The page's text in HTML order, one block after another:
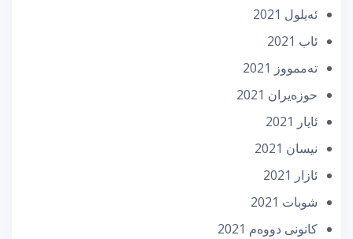
ئه‌یلول 2021
ئاب 2021
تەممووز 2021
حوزه‌یران 2021
ئایار 2021
نیسان 2021
ئازار 2021
شوبات 2021
كانونی دووه‌م 2021